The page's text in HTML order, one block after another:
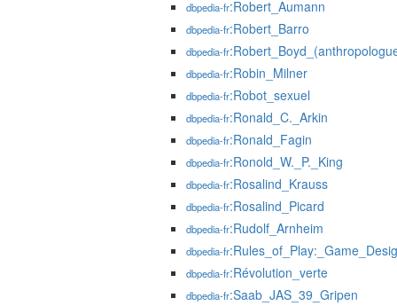
dbpedia-fr:Robert_Aumann
dbpedia-fr:Robert_Barro
dbpedia-fr
dbpedia-fr:Robin_Milner
dbpedia-fr:Robot_sexuel
dbpedia-fr:Ronald_C._Arkin
dbpedia-fr:Ronald_Fagin
dbpedia-fr:Ronold_W._P._King
dbpedia-fr:Rosalind_Krauss
dbpedia-fr:Rosalind_Picard
dbpedia-fr:Rudolf_Arnheim
dbpedia-fr
dbpedia-fr:Révolution_verte
dbpedia-fr:Saab_JAS_39_Gripen